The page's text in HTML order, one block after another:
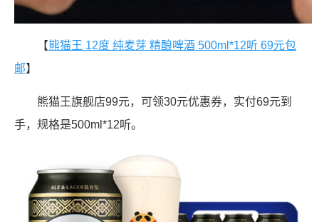
【熊猫王 12度 纯麦芽 精酿啤酒 500ml*12听 69元包
邮】
熊猫王旗舰店99元，可领30元优惠券，实付69元到
手，规格是500ml*12听。